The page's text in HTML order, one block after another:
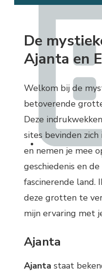
De
Ajanta en
Welkom bij de
betoverende
Deze
sites bevinden zich
en nemen je mee
geschiedenis en
fascinerende land.
deze grotten te
mijn ervaring met
Ajanta
Ajanta staat